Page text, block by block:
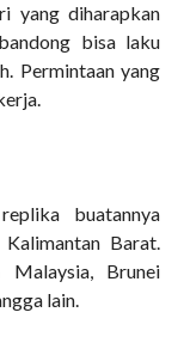
yang diharapkan
bisa laku
Permintaan yang
buatannya
Barat.
Malaysia, Brunei
lain.